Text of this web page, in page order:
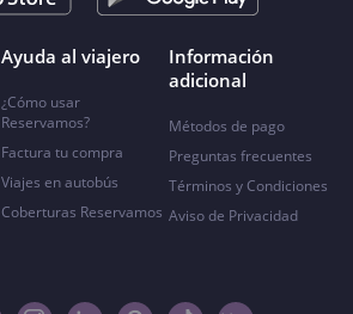
Ayuda al viajero
¿Cómo usar
Reservamos?
Factura tu compra
Viajes en autobús
Coberturas Reservamos
Información
adicional
Métodos de pago
Preguntas frecuentes
Términos y Condiciones
Aviso de Privacidad